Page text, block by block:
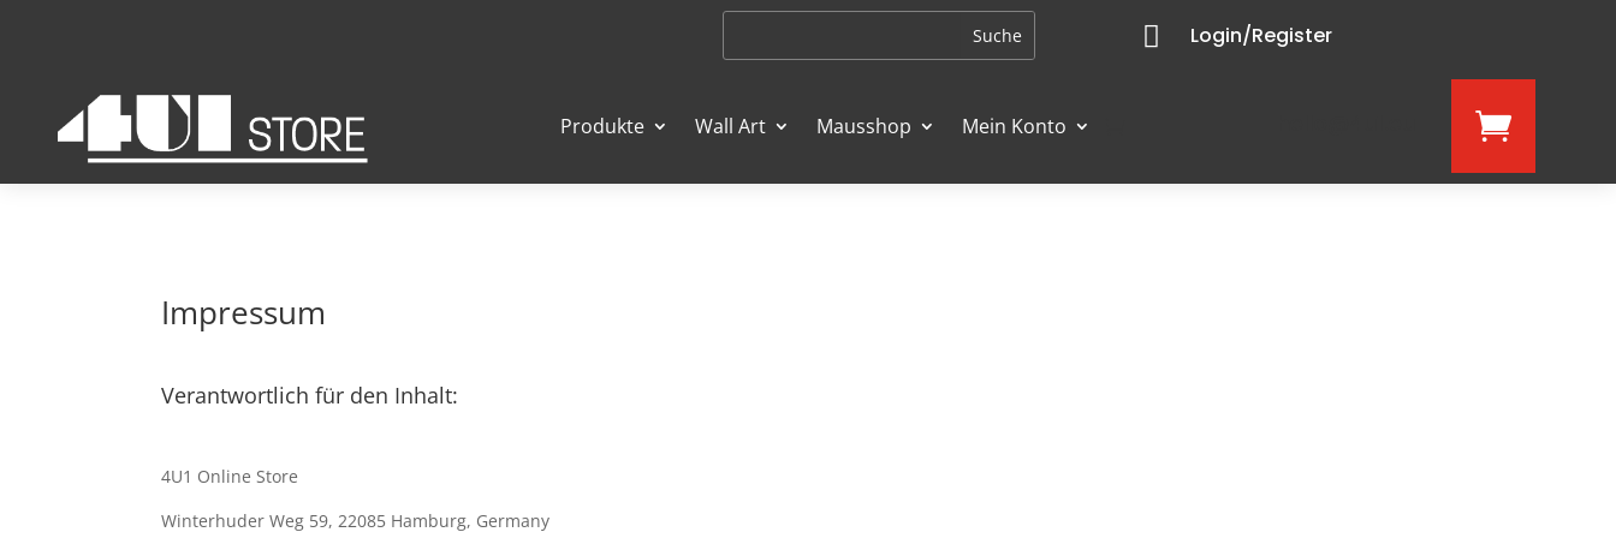
 Login/Register
Produkte Wall Art Mausshop Mein Konto 
Impressum
Verantwortlich für den Inhalt:
4U1 Online Store
Winterhuder Weg 59, 22085 Hamburg, Germany